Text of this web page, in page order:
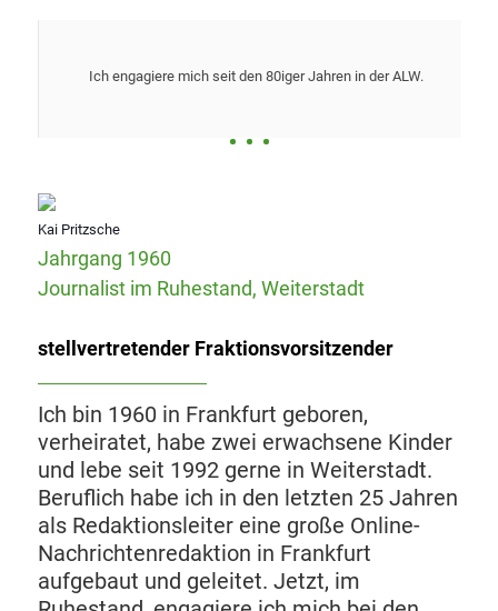
Ich engagiere mich seit den 80iger Jahren in der ALW.
Kai Pritzsche
Jahrgang 1960
Journalist im Ruhestand, Weiterstadt
stellvertretender Fraktionsvorsitzender
Ich bin 1960 in Frankfurt geboren,
verheiratet, habe zwei erwachsene Kinder
und lebe seit 1992 gerne in Weiterstadt.
Beruflich habe ich in den letzten 25 Jahren
als Redaktionsleiter eine große Online-
Nachrichtenredaktion in Frankfurt
aufgebaut und geleitet. Jetzt, im